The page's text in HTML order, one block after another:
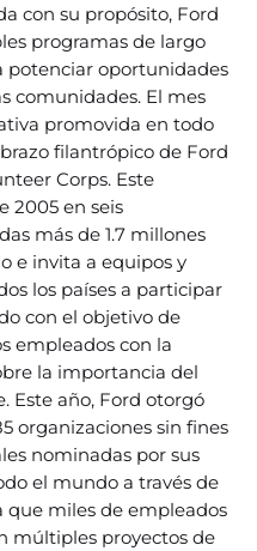
con su propósito, Ford
programas de largo
potenciar oportunidades
comunidades. El mes
promovida en todo
filantrópico de Ford
Corps. Este
2005 en seis
más de 1.7 millones
e invita a equipos y
los países a participar
con el objetivo de
empleados con la
la importancia del
Este año, Ford otorgó
organizaciones sin fines
nominadas por sus
el mundo a través de
que miles de empleados
múltiples proyectos de